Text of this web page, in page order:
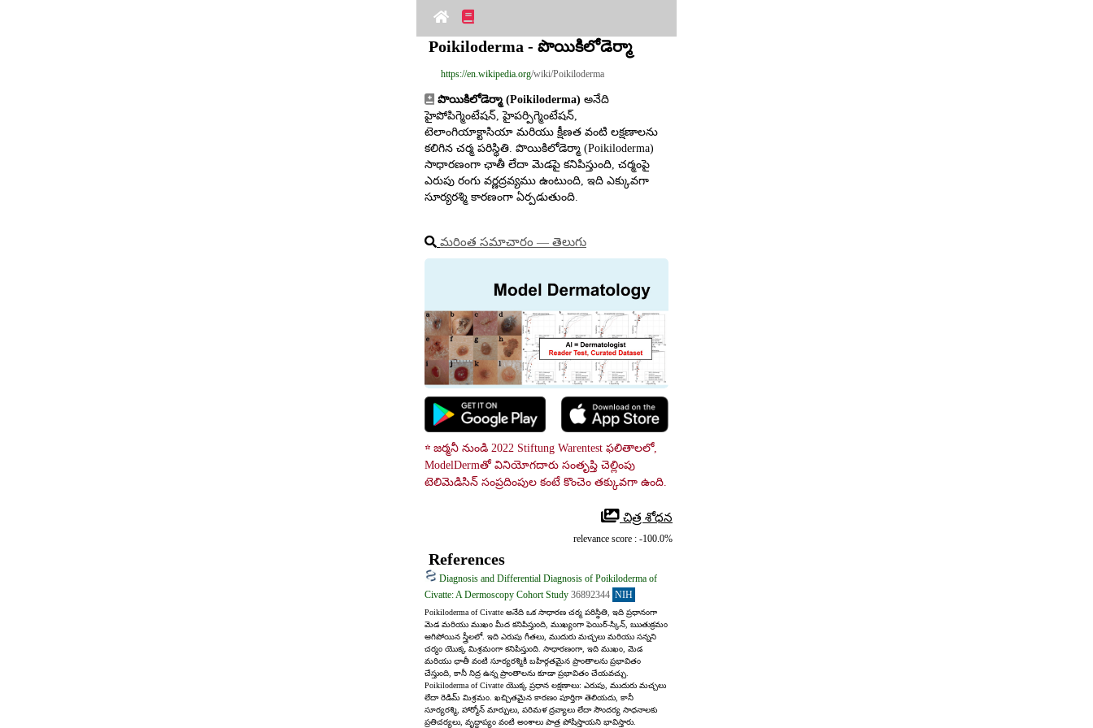
Poikiloderma - పొయికిలోడెర్మా
https://en.wikipedia.org/wiki/Poikiloderma
పొయికిలోడెర్మా (Poikiloderma) అనేది
హైపోపిగ్మెంటేషన్, హైపర్పిగ్మెంటేషన్,
టెలాంగియాక్టాసియా మరియు క్షీణత వంటి లక్షణాలను
కలిగిన చర్మ పరిస్థితి. పొయికిలోడెర్మా (Poikiloderma)
సాధారణంగా ఛాతీ లేదా మెడపై కనిపిస్తుంది, చర్మంపై
ఎరుపు రంగు వర్ణద్రవ్యము ఉంటుంది, ఇది ఎక్కువగా
సూర్యరశ్మి కారణంగా ఏర్పడుతుంది.
మరింత సమాచారం ― తెలుగు
☆ జర్మనీ నుండి 2022 Stiftung Warentest ఫలితాలలో,
ModelDermతో వినియోగదారు సంతృప్తి చెల్లింపు
టెలిమెడిసిన్ సంప్రదింపుల కంటే కొంచెం తక్కువగా ఉంది.
చిత్ర శోధన
relevance score : -100.0%
References
Diagnosis and Differential Diagnosis of Poikiloderma of
Civatte: A Dermoscopy Cohort Study 36892344 NIH
Poikiloderma of Civatte అనేది ఒక సాధారణ చర్మ పరిస్థితి, ఇది ప్రధానంగా
మెడ మరియు ముఖం మీద కనిపిస్తుంది, ముఖ్యంగా ఫెయిర్-స్కిన్, ఋతుక్రమం
ఆగిపోయిన స్త్రీలలో. ఇది ఎరుపు గీతలు, ముదురు మచ్చలు మరియు సన్నని
చర్మం యొక్క మిశ్రమంగా కనిపిస్తుంది. సాధారణంగా, ఇది ముఖం, మెడ
మరియు ఛాతీ వంటి సూర్యరశ్మికి బహిర్గతమైన ప్రాంతాలను ప్రభావితం
చేస్తుంది, కానీ నిద్ర ఉన్న ప్రాంతాలను కూడా ప్రభావితం చేయవచ్చు.
Poikiloderma of Civatte యొక్క ప్రధాన లక్షణాలు: ఎరుపు, ముదురు మచ్చలు
లేదా రెడిమ్ మిశ్రమం. ఖచ్చితమైన కారణం పూర్తిగా తెలియదు, కానీ
సూర్యరశ్మి, హార్మోన్ మార్పులు, పరిమళ ద్రవ్యాలు లేదా సౌందర్య సాధనాలకు
ప్రతిచర్యలు, వృద్ధాప్యం వంటి అంశాలు పాత్ర పోషిస్తాయని భావిస్తారు.